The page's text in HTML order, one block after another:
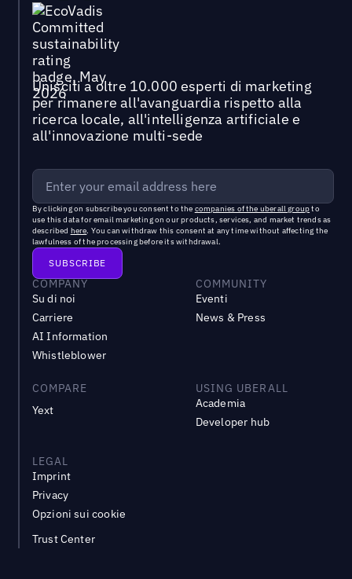
Unisciti a oltre 10.000 esperti di marketing
per rimanere all'avanguardia rispetto alla
ricerca locale, all'intelligenza artificiale e
all'innovazione multi-sede
By clicking on subscribe you consent to the companies of the uberall groupto
use this data for email marketing on our products, services, and market trends as
described here. You can withdraw this consent at any time without affecting the
lawfulness of the processing before its withdrawal.
COMPANY
Su di noi
Carriere
AI Information
Whistleblower
COMMUNITY
Eventi
News & Press
COMPARE
Yext
USING UBERALL
Academia
Developer hub
LEGAL
Imprint
Privacy
Opzioni sui cookie
Trust Center